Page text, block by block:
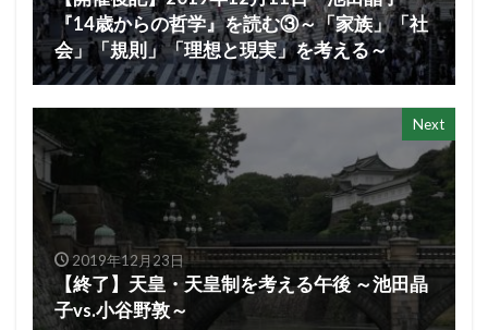
『14歳からの哲学』を読む③～「家族」「社
会」「規則」「理想と現実」を考える～
Next
2019年12月23日
【終了】天皇・天皇制を考える午後 ～池田晶
子vs.小谷野敦～